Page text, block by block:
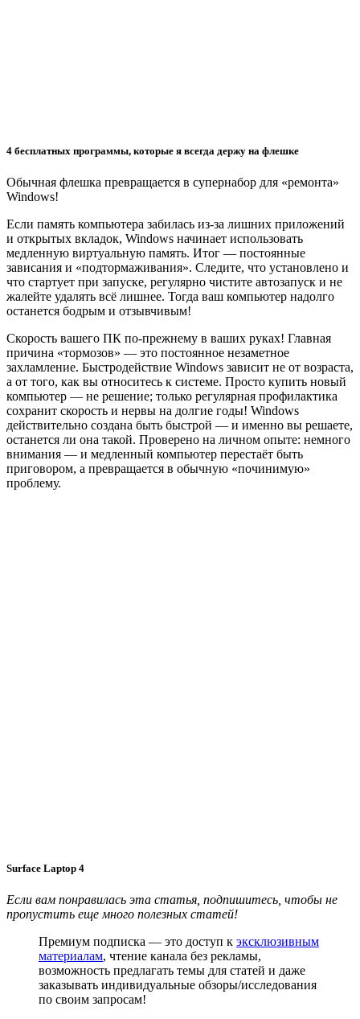
4 бесплатных программы, которые я всегда держу на флешке
Обычная флешка превращается в супернабор для «ремонта»
Windows!
Если память компьютера забилась из-за лишних приложений
и открытых вкладок, Windows начинает использовать
медленную виртуальную память. Итог — постоянные
зависания и «подтормаживания». Следите, что установлено и
что стартует при запуске, регулярно чистите автозапуск и не
жалейте удалять всё лишнее. Тогда ваш компьютер надолго
останется бодрым и отзывчивым!
Скорость вашего ПК по-прежнему в ваших руках! Главная
причина «тормозов» — это постоянное незаметное
захламление. Быстродействие Windows зависит не от возраста,
а от того, как вы относитесь к системе. Просто купить новый
компьютер — не решение; только регулярная профилактика
сохранит скорость и нервы на долгие годы! Windows
действительно создана быть быстрой — и именно вы решаете,
останется ли она такой. Проверено на личном опыте: немного
внимания — и медленный компьютер перестаёт быть
приговором, а превращается в обычную «починимую»
проблему.
Surface Laptop 4
Если вам понравилась эта статья, подпишитесь, чтобы не
пропустить еще много полезных статей!
Премиум подписка — это доступ к эксклюзивным
материалам, чтение канала без рекламы,
возможность предлагать темы для статей и даже
заказывать индивидуальные обзоры/исследования
по своим запросам!